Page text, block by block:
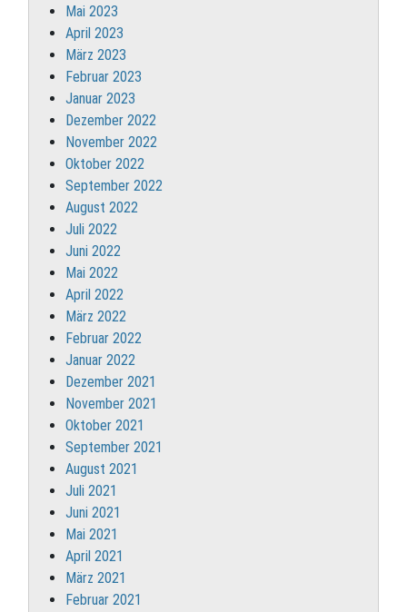
Mai 2023
April 2023
März 2023
Februar 2023
Januar 2023
Dezember 2022
November 2022
Oktober 2022
September 2022
August 2022
Juli 2022
Juni 2022
Mai 2022
April 2022
März 2022
Februar 2022
Januar 2022
Dezember 2021
November 2021
Oktober 2021
September 2021
August 2021
Juli 2021
Juni 2021
Mai 2021
April 2021
März 2021
Februar 2021